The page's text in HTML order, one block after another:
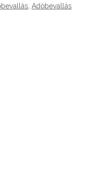
, Adóbevallás